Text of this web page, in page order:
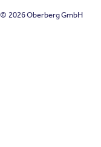
© 2026 Oberberg GmbH